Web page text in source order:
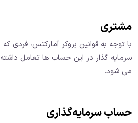
مشتری
با توجه به قوانین بروکر آمارکتس، فردی
سرمایه گذار در این حساب ها تعامل
می شود.
حساب سرمایه‌گذاری